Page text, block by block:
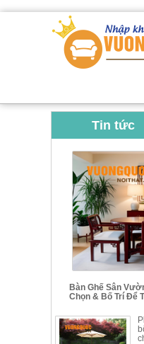
Tin tức
Bàn Ghế Sân
Chọn & Bố Trí Để